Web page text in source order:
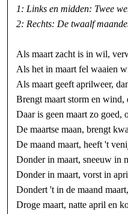
1: Links en midden: Twee
2: Rechts: De twaalf
Als maart zacht is in wil,
Als het in maart fel waaien
Als maart geeft aprilweer,
Brengt maart storm en wind,
Daar is geen maart zo goed,
De maartse maan, brengt
De maand maart, heeft 't
Donder in maart, sneeuw in
Donder in maart, vorst in
Dondert 't in de maand
Droge maart, natte april en